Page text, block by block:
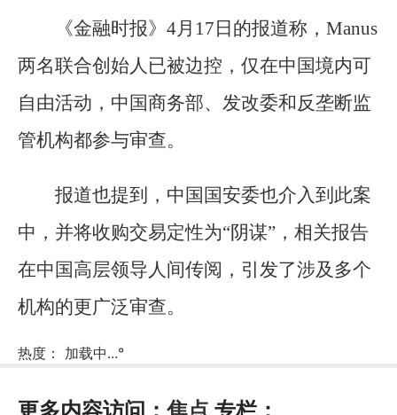
《金融时报》4月17日的报道称，Manus
两名联合创始人已被边控，仅在中国境内可
自由活动，中国商务部、发改委和反垄断监
管机构都参与审查。
报道也提到，中国国安委也介入到此案
中，并将收购交易定性为“阴谋”，相关报告
在中国高层领导人间传阅，引发了涉及多个
机构的更广泛审查。
热度： 加载中...°